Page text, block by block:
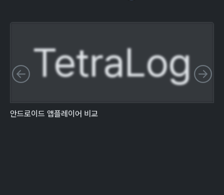
TetraLog
안드로이드 앱플레이어 비교
이전 슬라이드 다